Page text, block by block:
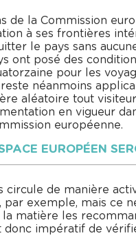
de la Commission
à ses frontières
le pays sans
ont posé des
pour les
néanmoins
aléatoire tout
en vigueur
européenne.
EUROPÉEN
circule de manière
par exemple, mais ce
matière les
donc impératif de